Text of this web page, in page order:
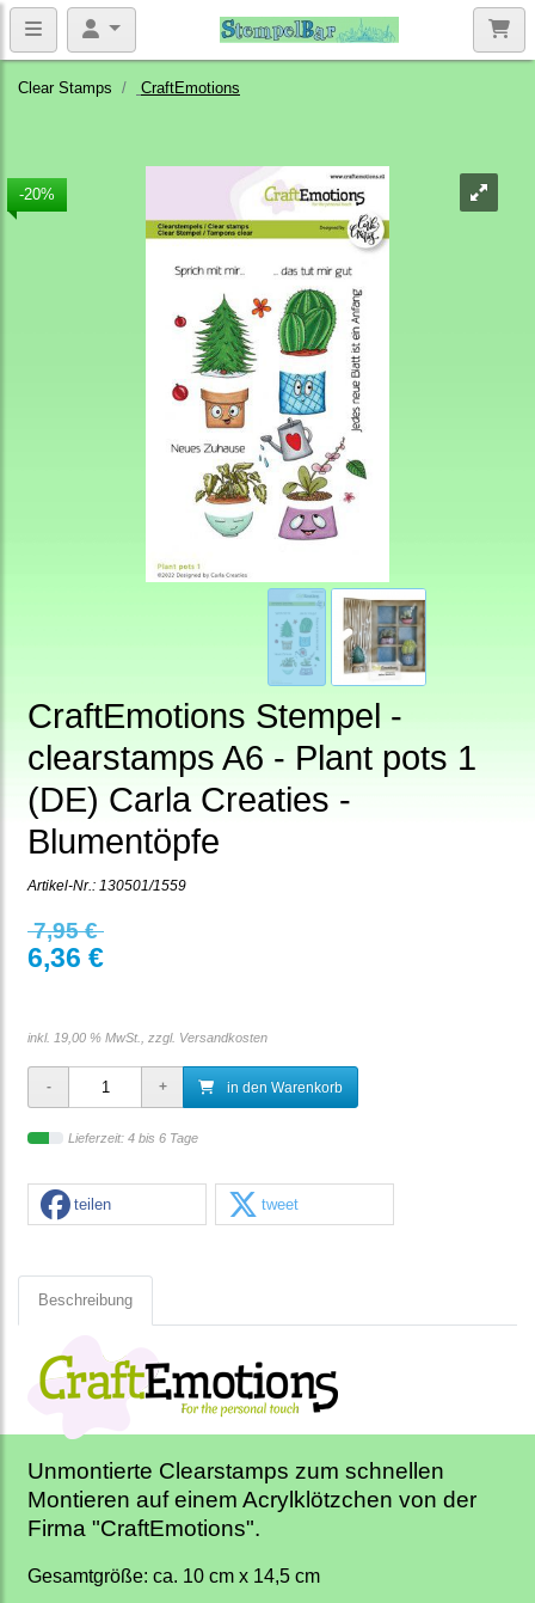
Clear Stamps CraftEmotions
-20%
CraftEmotions Stempel -
clearstamps A6 - Plant pots 1
(DE) Carla Creaties -
Blumentöpfe
Artikel-Nr.: 130501/1559
7,95 €
6,36 €
inkl. 19,00 % MwSt., zzgl. Versandkosten
in den Warenkorb
Lieferzeit: 4 bis 6 Tage
teilen tweet
Beschreibung
Unmontierte Clearstamps zum schnellen
Montieren auf einem Acrylklötzchen von der
Firma "CraftEmotions".
Gesamtgröße: ca. 10 cm x 14,5 cm